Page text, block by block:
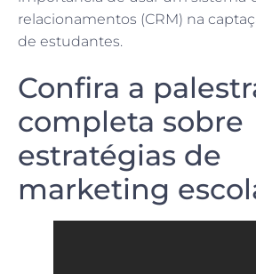
relacionamentos (CRM) na
de estudantes.
Confira a
completa sobre
estratégias de
marketing